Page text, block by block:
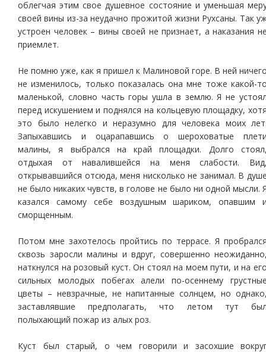
облегчая этим свое душевное состояние и уменьшая
своей вины из-за неудачно прожитой жизни Рухсаны. Так
устроен человек – вины своей не признает, а наказания
приемлет.
Не помню уже, как я пришел к Малиновой горе. В ней
не изменилось, только показалась она мне тоже какой-
маленькой, словно часть горы ушла в землю. Я не
перед искушением и поднялся на кольцевую площадку,
это было нелегко и неразумно для человека моих
Запыхавшись и оцарапавшись о шероховатые
малины, я выбрался на край площадки. Долго
отдыхая от навалившейся на меня слабости.
открывавшийся отсюда, меня нисколько не занимал. В
не было никаких чувств, в голове не было ни одной мысли.
казался самому себе воздушным шариком, опавшим
сморщенным.
Потом мне захотелось пройтись по террасе. Я
сквозь заросли малины и вдруг, совершенно
наткнулся на розовый куст. Он стоял на моем пути, и на
сильных молодых побегах алели по-осеннему
цветы – невзрачные, не напитанные солнцем, но
заставлявшие предполагать, что летом тут
полыхающий пожар из алых роз.
Куст был старый, о чем говорили и засохшие